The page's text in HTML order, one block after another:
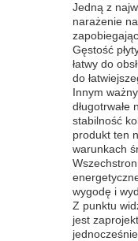
Jedną z
narażenie
Gęstość
łatwy do
do
Innym
stabilność
produkt ten
warunkach
wygodę i
Z punktu
jest